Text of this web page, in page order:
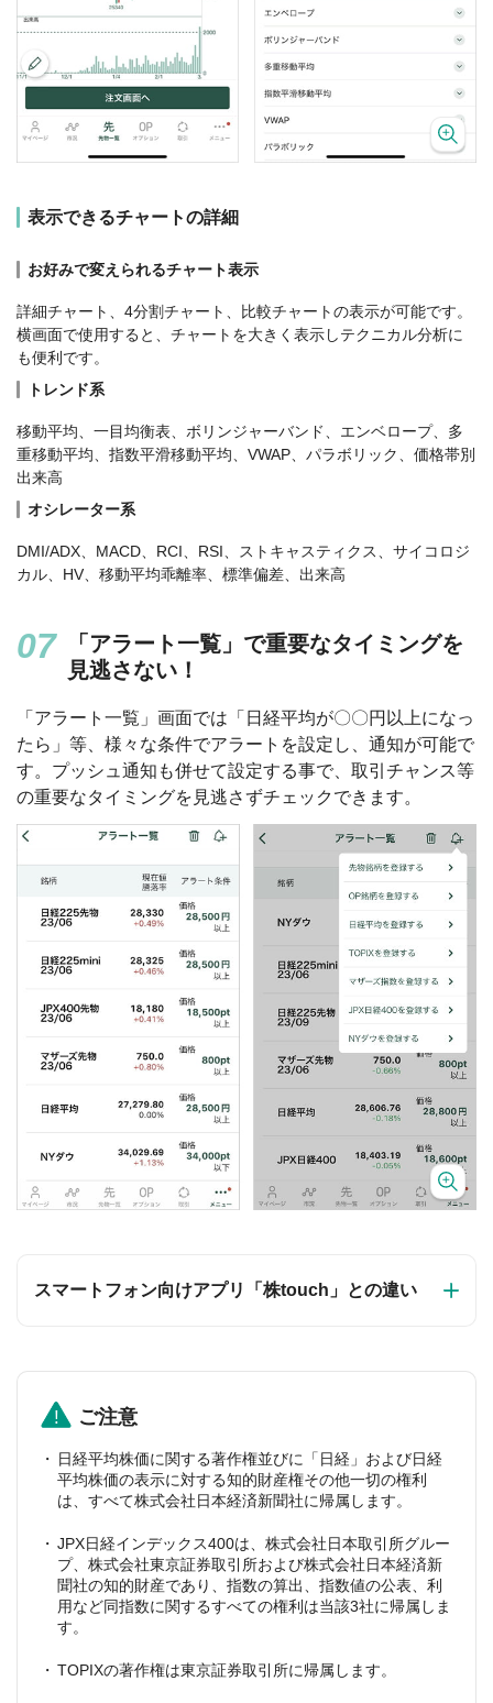
表示できるチャートの詳細
お好みで変えられるチャート表示
詳細チャート、4分割チャート、比較チャートの表示が可能です。
横画面で使用すると、チャートを大きく表示しテクニカル分析に
も便利です。
トレンド系
移動平均、一目均衡表、ボリンジャーバンド、エンベロープ、多
重移動平均、指数平滑移動平均、VWAP、パラボリック、価格帯別
出来高
オシレーター系
DMI/ADX、MACD、RCI、RSI、ストキャスティクス、サイコロジ
カル、HV、移動平均乖離率、標準偏差、出来高
「アラート一覧」で重要なタイミングを
見逃さない！
「アラート一覧」画面では「日経平均が〇〇円以上になっ
たら」等、様々な条件でアラートを設定し、通知が可能で
す。プッシュ通知も併せて設定する事で、取引チャンス等
の重要なタイミングを見逃さずチェックできます。
スマートフォン向けアプリ「株touch」との違い
ご注意
日経平均株価に関する著作権並びに「日経」および日経
平均株価の表示に対する知的財産権その他一切の権利
は、すべて株式会社日本経済新聞社に帰属します。
JPX日経インデックス400は、株式会社日本取引所グルー
プ、株式会社東京証券取引所および株式会社日本経済新
聞社の知的財産であり、指数の算出、指数値の公表、利
用など同指数に関するすべての権利は当該3社に帰属しま
す。
TOPIXの著作権は東京証券取引所に帰属します。